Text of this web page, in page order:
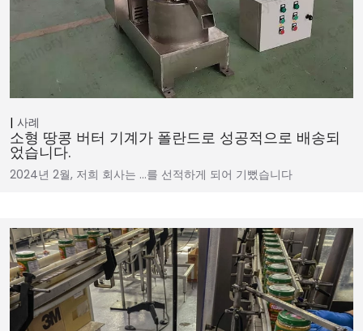
사례
소형 땅콩 버터 기계가 폴란드로 성공적으로 배송되
었습니다.
2024년 2월, 저희 회사는 …를 선적하게 되어 기뻤습니다